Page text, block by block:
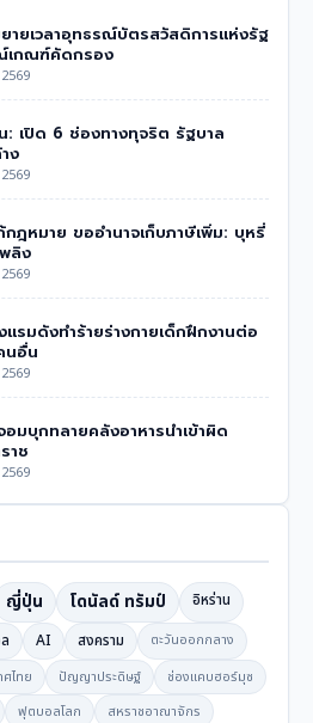
ายเวลาอุทธรณ์บัตรสวัสดิการแห่งรัฐ
เกณฑ์คัดกรอง
: เปิด 6 ช่องทางทุจริต รัฐบาล
ง
ฎหมาย ขออำนาจเก็บภาษีเพิ่ม: บุหรี่
ลิง
แรมดังทำร้ายร่างกายเด็กฝึกงานต่อ
นอื่น
มบุกทลายคลังอาหารนำเข้าผิด
าช
ญี่ปุ่น โดนัลด์ ทรัมป์
อิหร่าน
AI สงคราม
ตะวันออกกลาง
ศไทย ปัญญาประดิษฐ์
ช่องแคบฮอร์มุซ
ฟุตบอลโลก สหราชอาณาจักร